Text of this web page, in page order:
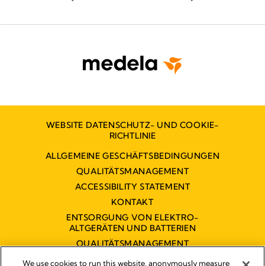
WEBSITE DATENSCHUTZ- UND COOKIE-
RICHTLINIE
ALLGEMEINE GESCHÄFTSBEDINGUNGEN
QUALITÄTSMANAGEMENT
ACCESSIBILITY STATEMENT
KONTAKT
ENTSORGUNG VON ELEKTRO-
ALTGERÄTEN UND BATTERIEN
QUALITÄTSMANAGEMENT
BARRIEREFREIHEITSERKLÄRUNG
We use cookies to run this website, anonymously measure